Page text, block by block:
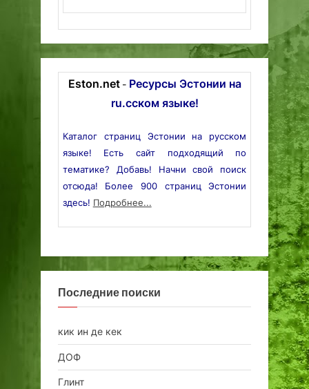
Eston.net- Ресурсы Эстонии на
ru.сском языке!
Каталог страниц Эстонии на русском
языке! Есть сайт подходящий по
тематике? Добавь! Начни свой поиск
отсюда! Более 900 страниц Эстонии
здесь! Подробнее...
Последние поиски
кик ин де кек
ДОФ
Глинт